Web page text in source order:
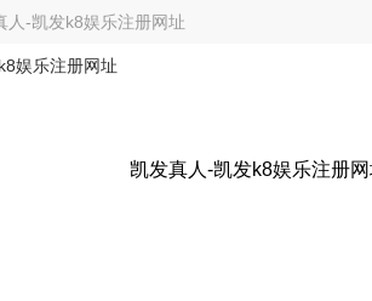
人-凯发k8娱乐注册网址
娱乐注册网址
凯发真人-凯发k8娱乐注册